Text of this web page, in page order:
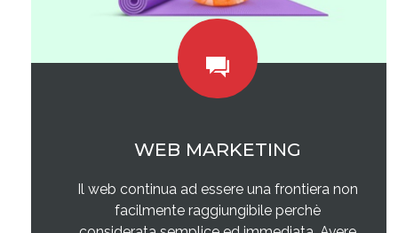
WEB MARKETING
Il web continua ad essere una frontiera non
facilmente raggiungibile perchè